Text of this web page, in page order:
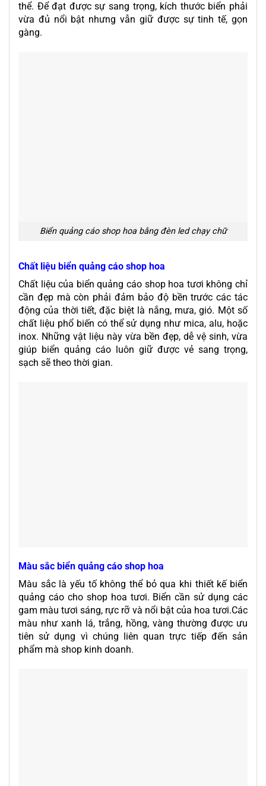
thể. Để đạt được sự sang trọng, kích thước biển phải
vừa đủ nổi bật nhưng vẫn giữ được sự tinh tế, gọn
gàng.
Biển quảng cáo shop hoa bằng đèn led chạy chữ
Chất liệu biển quảng cáo shop hoa
Chất liệu của biển quảng cáo shop hoa tươi không chỉ
cần đẹp mà còn phải đảm bảo độ bền trước các tác
động của thời tiết, đặc biệt là nắng, mưa, gió. Một số
chất liệu phổ biến có thể sử dụng như mica, alu, hoặc
inox. Những vật liệu này vừa bền đẹp, dễ vệ sinh, vừa
giúp biển quảng cáo luôn giữ được vẻ sang trọng,
sạch sẽ theo thời gian.
Màu sắc biển quảng cáo shop hoa
Màu sắc là yếu tố không thể bỏ qua khi thiết kế biển
quảng cáo cho shop hoa tươi. Biển cần sử dụng các
gam màu tươi sáng, rực rỡ và nổi bật của hoa tươi.Các
màu như xanh lá, trắng, hồng, vàng thường được ưu
tiên sử dụng vì chúng liên quan trực tiếp đến sản
phẩm mà shop kinh doanh.